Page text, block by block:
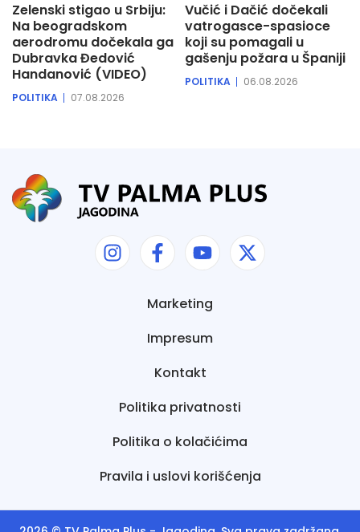
Zelenski stigao u Srbiju:
Na beogradskom
aerodromu dočekala ga
Dubravka Đedović
Handanović (VIDEO)
POLITIKA 07.08.2026
Vučić i Dačić dočekali
vatrogasce-spasioce
koji su pomagali u
gašenju požara u Španiji
POLITIKA 06.08.2026
Marketing
Impresum
Kontakt
Politika privatnosti
Politika o kolačićima
Pravila i uslovi korišćenja